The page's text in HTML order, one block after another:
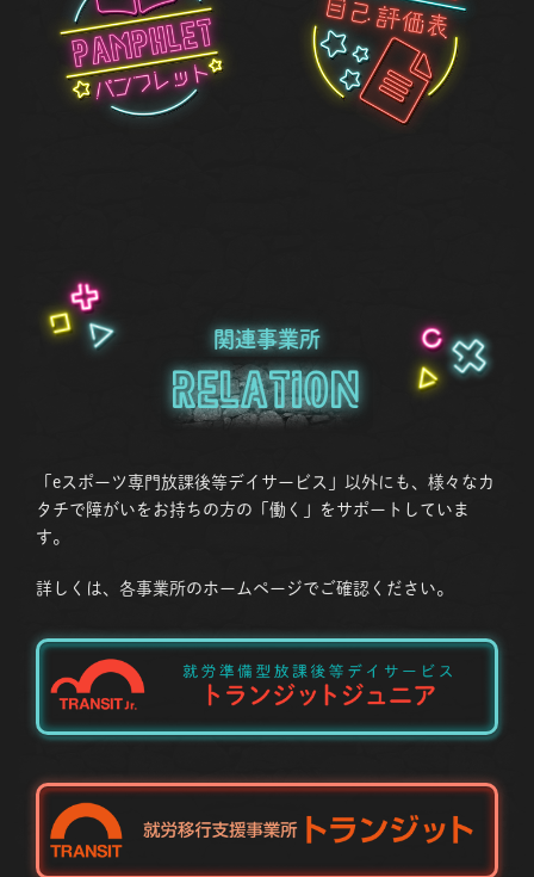
関連事業所
Relation
「eスポーツ専門放課後等デイサービス」以外にも、様々なカ
タチで障がいをお持ちの方の「働く」をサポートしていま
す。
詳しくは、各事業所のホームページでご確認ください。